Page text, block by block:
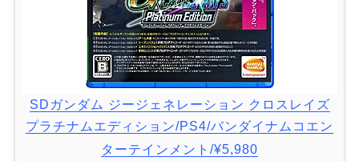
SDガンダム ジージェネレーション クロスレイズ
プラチナムエディション/PS4/バンダイナムコエン
ターテインメント/¥5,980